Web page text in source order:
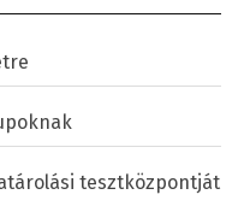
tesztközpontját